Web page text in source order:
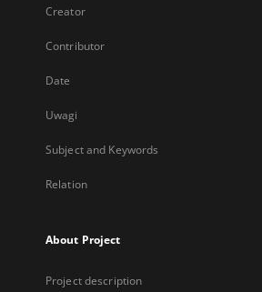
Creator
Contributor
Date
Uwagi
Subject and Keywords
Relation
About Project
Project description